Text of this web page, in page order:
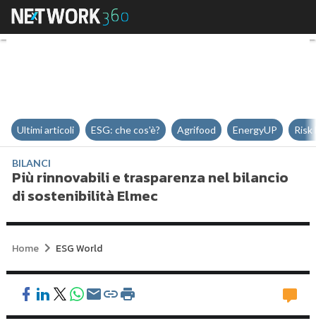
Più rinnovabili e trasparenza
Ultimi articoli ESG: che cos'è? Agrifood EnergyUP Risk
BILANCI
Più rinnovabili e trasparenza nel bilancio
di sostenibilità Elmec
Home ESG World